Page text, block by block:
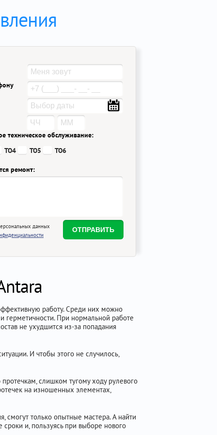
техническое обслуживание:
ТО4 ТО5 ТО6
ремонт:
данных
работу. Среди них можно
герметичности. При нормальной работе
не ухудшится из-за попадания
И чтобы этого не случилось,
слишком тугому ходу рулевого
на изношенных элементах,
смогут только опытные мастера. А найти
и, пользуясь при выборе нового